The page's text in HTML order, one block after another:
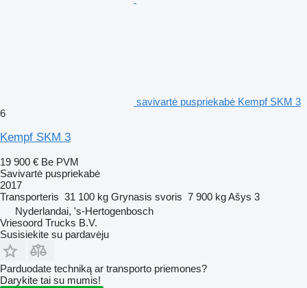
savivartė puspriekabė Kempf SKM 3
6
Kempf SKM 3
19 900 € Be PVM
Savivartė puspriekabė
2017
Transporteris 31 100 kg Grynasis svoris 7 900 kgAšys 3
Nyderlandai, 's-Hertogenbosch
Vriesoord Trucks B.V.
Susisiekite su pardavėju
Parduodate techniką ar transporto priemones?
Darykite tai su mumis!